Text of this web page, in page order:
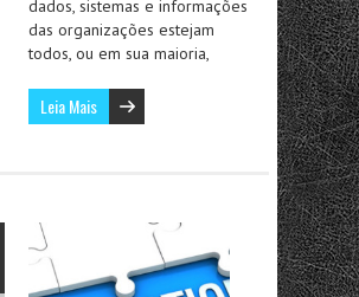
dados, sistemas e informações
das organizações estejam
todos, ou em sua maioria,
Leia Mais